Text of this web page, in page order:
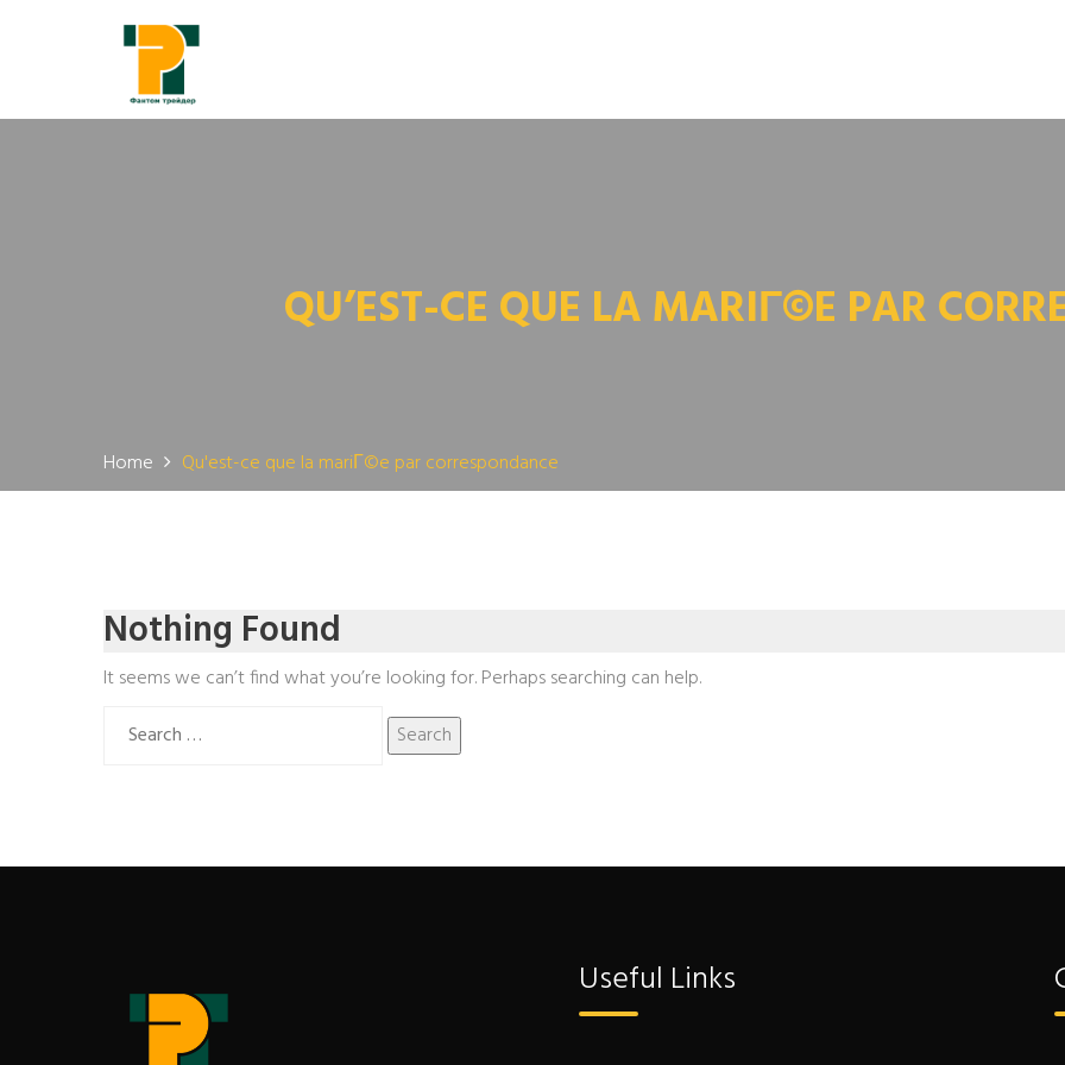
QU’EST-CE QUE LA MARIГ©E PAR
Home Qu'est-ce que la mariГ©e par correspondance
Nothing Found
It seems we can’t find what you’re looking for. Perhaps searching can help.
for:
Useful Links